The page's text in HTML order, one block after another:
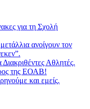
για τη Σχολή
ανοίγουν τον
Αθλητές.
της ΕΟΑΒ!
και εμείς.